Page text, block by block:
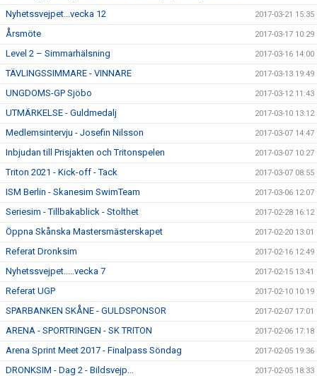
Nyhetssvejpet...vecka 12 2017-03-21 15:35
Årsmöte 2017-03-17 10:29
Level 2 – Simmarhälsning 2017-03-16 14:00
TÄVLINGSSIMMARE - VINNARE 2017-03-13 19:49
UNGDOMS-GP Sjöbo 2017-03-12 11:43
UTMÄRKELSE - Guldmedalj 2017-03-10 13:12
Medlemsintervju - Josefin Nilsson 2017-03-07 14:47
Inbjudan till Prisjakten och Tritonspelen 2017-03-07 10:27
Triton 2021 - Kick-off - Tack 2017-03-07 08:55
ISM Berlin - Skanesim SwimTeam 2017-03-06 12:07
Seriesim - Tillbakablick - Stolthet 2017-02-28 16:12
Öppna Skånska Mastersmästerskapet 2017-02-20 13:01
Referat Dronksim 2017-02-16 12:49
Nyhetssvejpet.....vecka 7 2017-02-15 13:41
Referat UGP 2017-02-10 10:19
SPARBANKEN SKÅNE - GULDSPONSOR 2017-02-07 17:01
ARENA - SPORTRINGEN - SK TRITON 2017-02-06 17:18
Arena Sprint Meet 2017 - Finalpass Söndag 2017-02-05 19:36
DRONKSIM - Dag 2 - Bildsvejp... 2017-02-05 18:33